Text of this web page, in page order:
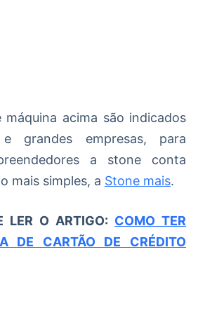
máquina acima são indicados
grandes empresas, para
a stone conta
mais simples, a Stone mais.
LER O ARTIGO: COMO TER
DE CARTÃO DE CRÉDITO